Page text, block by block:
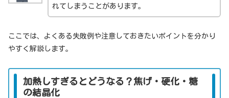
れてしまうことがあります。
ここでは、よくある失敗例や注意しておきたいポイントを分かり
やすく解説します。
加熱しすぎるとどうなる？焦げ・硬化・糖
の結晶化